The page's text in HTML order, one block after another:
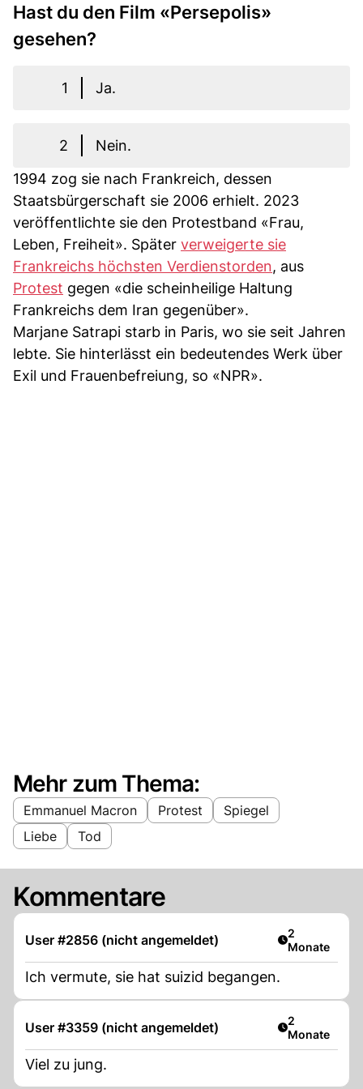
Hast du den Film «Persepolis»
gesehen?
1 Ja.
2
Nein.
1994 zog sie nach Frankreich, dessen
Staatsbürgerschaft sie 2006 erhielt. 2023
veröffentlichte sie den Protestband «Frau,
Leben, Freiheit». Später verweigerte sie
Frankreichs höchsten Verdienstorden, aus
Protest gegen «die scheinheilige Haltung
Frankreichs dem Iran gegenüber».
Marjane Satrapi starb in Paris, wo sie seit Jahren
lebte. Sie hinterlässt ein bedeutendes Werk über
Exil und Frauenbefreiung, so «NPR».
Mehr zum Thema:
Emmanuel Macron Protest
Spiegel
Liebe
Tod
Kommentare
User #2856 (nicht angemeldet) Artikel
2
Monate
Ich vermute, sie hat suizid begangen.
User #3359 (nicht angemeldet) Artikel
2
Monate
Viel zu jung.